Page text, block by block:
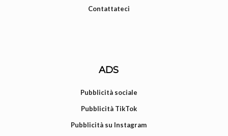
Contattateci
ADS
Pubblicità sociale
Pubblicità TikTok
Pubblicità su Instagram